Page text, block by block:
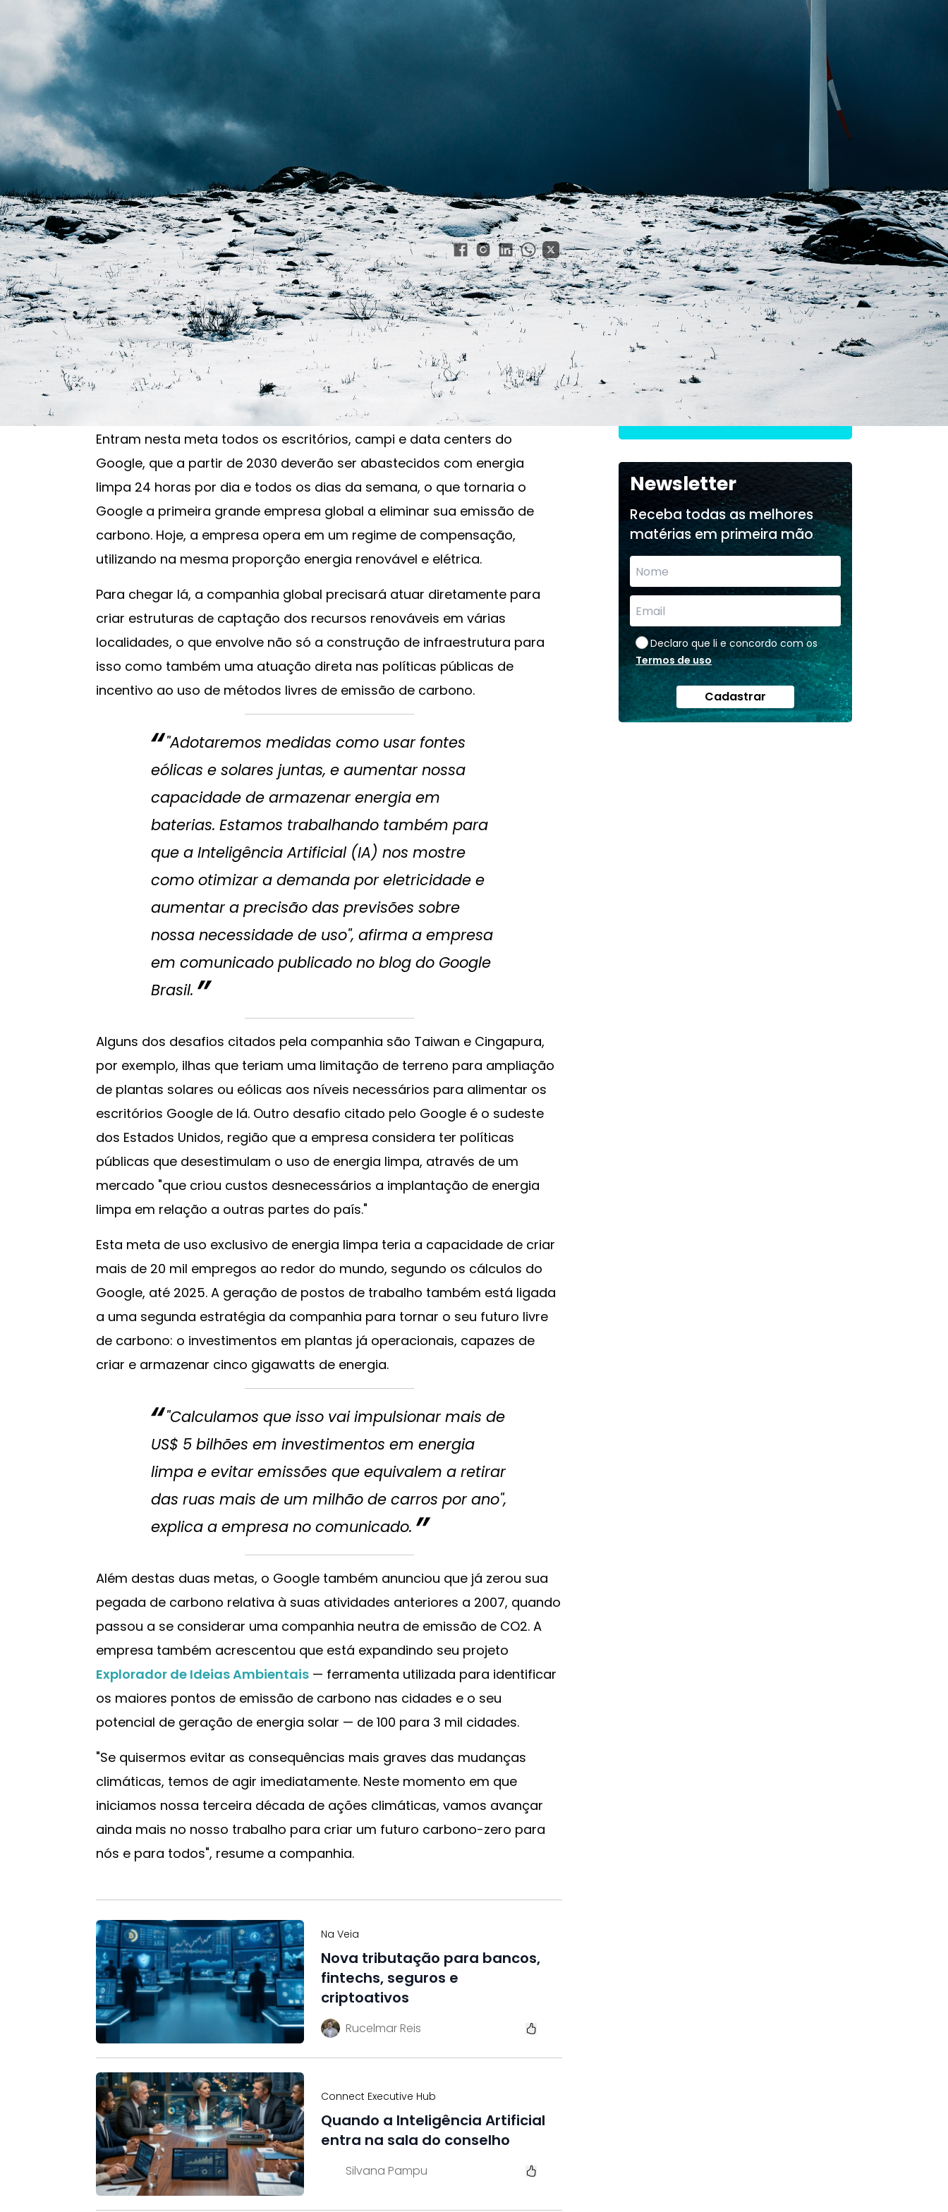
Futuro livre de carbono
Google anuncia plano global de usar
apenas energia limpa até 2030
GazzConecta
14/09/2020 21:51
O Google anunciou, nesta segunda-feira (14), um plano de dez anos
para que todas as suas instalações ao redor do mundo passem a ser
alimentadas exclusivamente por energia renovável. O compromisso é
parte de um plano de ação para eliminar as emissões de carbono por
parte da empresa e dos parceiros interessados em adotar a mesma
estratégia.
Entram nesta meta todos os escritórios, campi e data centers do
Google, que a partir de 2030 deverão ser abastecidos com energia
limpa 24 horas por dia e todos os dias da semana, o que tornaria o
Google a primeira grande empresa global a eliminar sua emissão de
carbono. Hoje, a empresa opera em um regime de compensação,
utilizando na mesma proporção energia renovável e elétrica.
Para chegar lá, a companhia global precisará atuar diretamente para
criar estruturas de captação dos recursos renováveis em várias
localidades, o que envolve não só a construção de infraestrutura para
isso como também uma atuação direta nas políticas públicas de
incentivo ao uso de métodos livres de emissão de carbono.
"Adotaremos medidas como usar fontes
eólicas e solares juntas, e aumentar nossa
capacidade de armazenar energia em
baterias. Estamos trabalhando também para
que a Inteligência Artificial (IA) nos mostre
como otimizar a demanda por eletricidade e
aumentar a precisão das previsões sobre
nossa necessidade de uso", afirma a empresa
em comunicado publicado no blog do Google
Brasil.
Alguns dos desafios citados pela companhia são Taiwan e Cingapura,
por exemplo, ilhas que teriam uma limitação de terreno para ampliação
de plantas solares ou eólicas aos níveis necessários para alimentar os
escritórios Google de lá. Outro desafio citado pelo Google é o sudeste
dos Estados Unidos, região que a empresa considera ter políticas
públicas que desestimulam o uso de energia limpa, através de um
mercado "que criou custos desnecessários a implantação de energia
limpa em relação a outras partes do país."
Esta meta de uso exclusivo de energia limpa teria a capacidade de criar
mais de 20 mil empregos ao redor do mundo, segundo os cálculos do
Google, até 2025. A geração de postos de trabalho também está ligada
a uma segunda estratégia da companhia para tornar o seu futuro livre
de carbono: o investimentos em plantas já operacionais, capazes de
criar e armazenar cinco gigawatts de energia.
"Calculamos que isso vai impulsionar mais de
US$ 5 bilhões em investimentos em energia
limpa e evitar emissões que equivalem a retirar
das ruas mais de um milhão de carros por ano",
explica a empresa no comunicado.
Além destas duas metas, o Google também anunciou que já zerou sua
pegada de carbono relativa à suas atividades anteriores a 2007, quando
passou a se considerar uma companhia neutra de emissão de CO2. A
empresa também acrescentou que está expandindo seu projeto
Explorador de Ideias Ambientais — ferramenta utilizada para identificar
os maiores pontos de emissão de carbono nas cidades e o seu
potencial de geração de energia solar — de 100 para 3 mil cidades.
"Se quisermos evitar as consequências mais graves das mudanças
climáticas, temos de agir imediatamente. Neste momento em que
iniciamos nossa terceira década de ações climáticas, vamos avançar
ainda mais no nosso trabalho para criar um futuro carbono-zero para
nós e para todos", resume a companhia.
Na Veia
Nova tributação para bancos,
fintechs, seguros e
criptoativos
Rucelmar Reis
Connect Executive Hub
Quando a Inteligência Artificial
entra na sala do conselho
Silvana Pampu
Do produto ao ecossistema:
como empresas estão
criando vantagem
competitiva
2
Fim da Era do "Boa Gente"
na Empresa
O que aprendi fazendo
negócios em Portugal
Newsletter
Receba todas as melhores
matérias em primeira mão
Declaro que li e concordo com os
Termos de uso
Cadastrar